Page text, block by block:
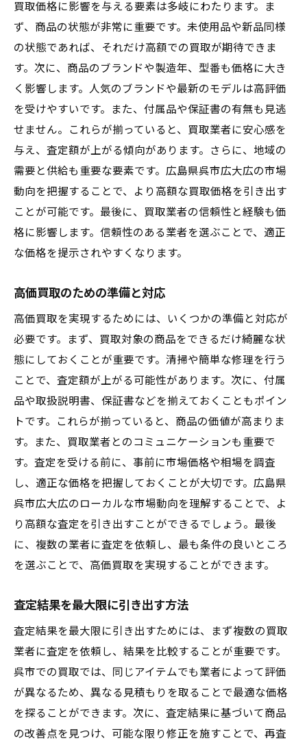
買取価格に影響を与える要素は多岐にわたります。ま
ず、商品の状態が非常に重要です。未使用品や新品同様
の状態であれば、それだけ高額での買取が期待できま
す。次に、商品のブランドや製造年、型番も価格に大き
く影響します。人気のブランドや最新のモデルは高評価
を受けやすいです。また、付属品や保証書の有無も見逃
せません。これらが揃っていると、買取業者に安心感を
与え、査定額が上がる傾向があります。さらに、地域の
需要と供給も重要な要素です。広島県呉市広大広の市場
動向を把握することで、より高額な買取価格を引き出す
ことが可能です。最後に、買取業者の信頼性と経験も価
格に影響します。信頼性のある業者を選ぶことで、適正
な価格を提示されやすくなります。
高価買取のための準備と対応
高価買取を実現するためには、いくつかの準備と対応が
必要です。まず、買取対象の商品をできるだけ綺麗な状
態にしておくことが重要です。清掃や簡単な修理を行う
ことで、査定額が上がる可能性があります。次に、付属
品や取扱説明書、保証書などを揃えておくこともポイン
トです。これらが揃っていると、商品の価値が高まりま
す。また、買取業者とのコミュニケーションも重要で
す。査定を受ける前に、事前に市場価格や相場を調査
し、適正な価格を把握しておくことが大切です。広島県
呉市広大広のローカルな市場動向を理解することで、よ
り高額な査定を引き出すことができるでしょう。最後
に、複数の業者に査定を依頼し、最も条件の良いところ
を選ぶことで、高価買取を実現することができます。
査定結果を最大限に引き出す方法
査定結果を最大限に引き出すためには、まず複数の買取
業者に査定を依頼し、結果を比較することが重要です。
呉市での買取では、同じアイテムでも業者によって評価
が異なるため、異なる見積もりを取ることで最適な価格
を探ることができます。次に、査定結果に基づいて商品
の改善点を見つけ、可能な限り修正を施すことで、再査